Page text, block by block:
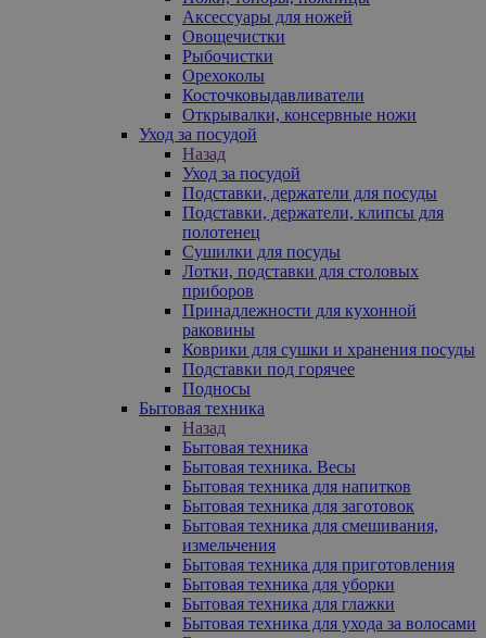
Аксессуары для ножей
Овощечистки
Рыбочистки
Орехоколы
Косточковыдавливатели
Открывалки, консервные ножи
Уход за посудой
Назад
Уход за посудой
Подставки, держатели для посуды
Подставки, держатели, клипсы для
полотенец
Сушилки для посуды
Лотки, подставки для столовых
приборов
Принадлежности для кухонной
раковины
Коврики для сушки и хранения посуды
Подставки под горячее
Подносы
Бытовая техника
Назад
Бытовая техника
Бытовая техника. Весы
Бытовая техника для напитков
Бытовая техника для заготовок
Бытовая техника для смешивания,
измельчения
Бытовая техника для приготовления
Бытовая техника для уборки
Бытовая техника для глажки
Бытовая техника для ухода за волосами